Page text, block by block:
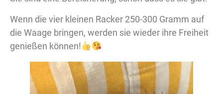
Wenn die vier kleinen Racker 250-300 Gramm auf
die Waage bringen, werden sie wieder ihre Freiheit
genießen können!